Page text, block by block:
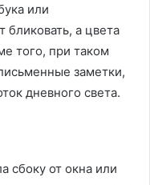
или
бликовать, а цвета
того, при таком
заметки,
дневного света.
сбоку от окна или